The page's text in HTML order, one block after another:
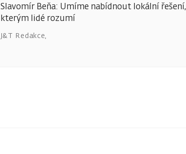
Slavomír Beňa: Umíme nabídnout lokální řešení,
kterým lidé rozumí
J&T Redakce,